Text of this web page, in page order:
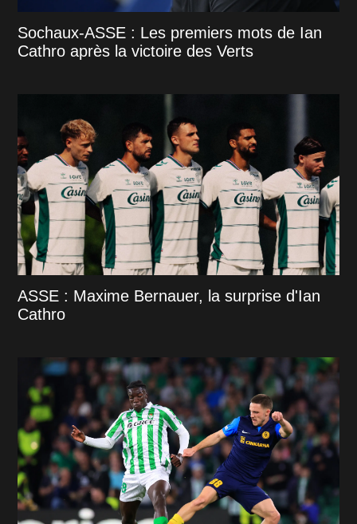
Sochaux-ASSE : Les premiers mots de Ian
Cathro après la victoire des Verts
ASSE : Maxime Bernauer, la surprise d'Ian
Cathro